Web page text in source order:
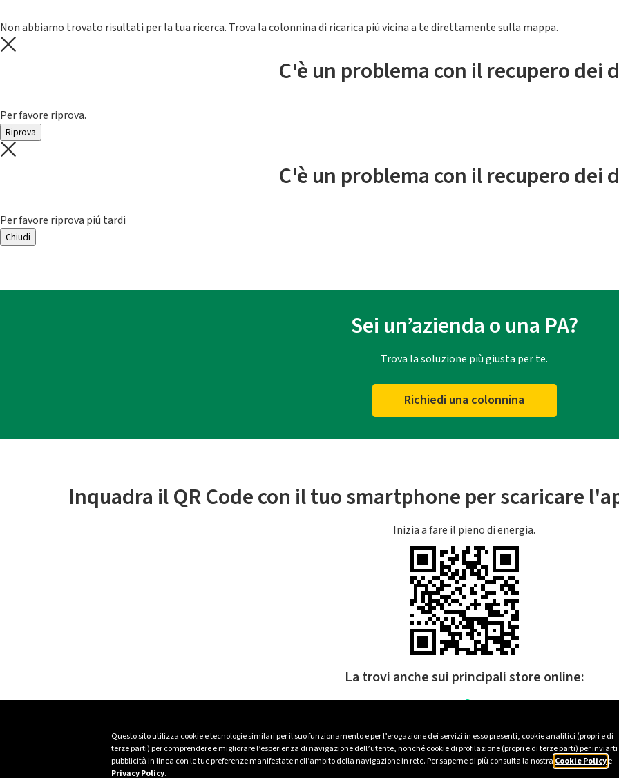
Questo sito utilizza cookie e tecnologie similari per il suo funzionamento e per l’erogazione dei servizi in esso presenti, cookie analitici (propri e di
terze parti) per comprendere e migliorare l’esperienza di navigazione dell’utente, nonché cookie di profilazione (propri e di terze parti) per inviarti
pubblicità in linea con le tue preferenze manifestate nell’ambito della navigazione in rete. Per saperne di più consulta la nostra Cookie Policye
Privacy Policy.
Non abbiamo trovato risultati per la tua ricerca. Trova la colonnina di ricarica piú vicina a te direttamente sulla mappa.
C'è un problema con il recupero dei
Per favore riprova.
Riprova
C'è un problema con il recupero dei
Per favore riprova piú tardi
Chiudi
Sei un’azienda o una PA?
Trova la soluzione più giusta per te.
Richiedi una colonnina
Inquadra il QR Code con il tuo smartphone per scaricare
Inizia a fare il pieno di energia.
La trovi anche sui principali store online: